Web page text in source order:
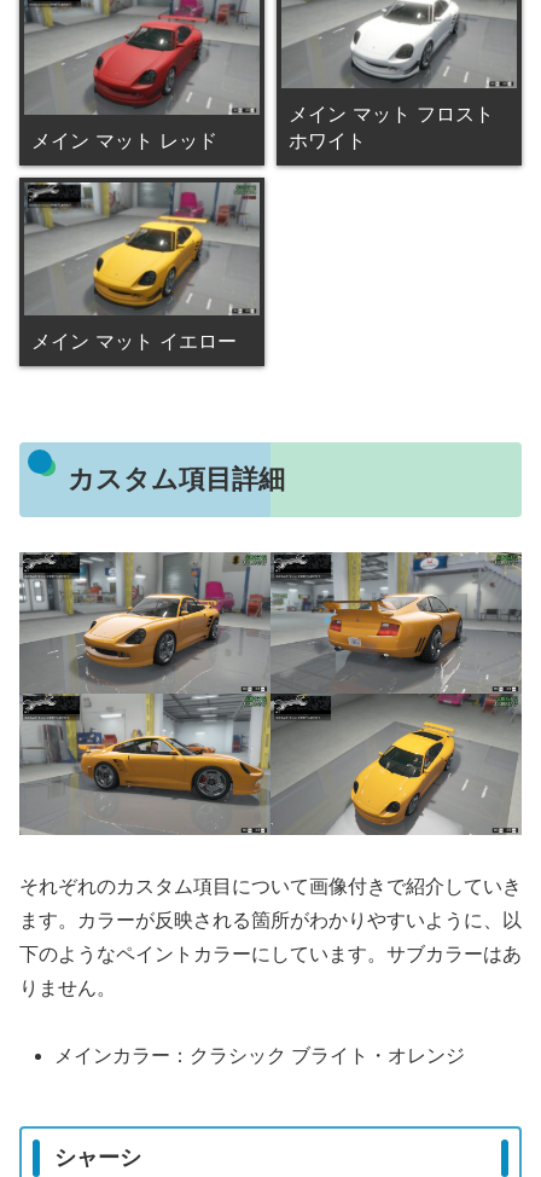
メイン マット フロスト
ホワイト
メイン マット レッド
メイン マット イエロー
カスタム項目詳細
それぞれのカスタム項目について画像付きで紹介していき
ます。カラーが反映される箇所がわかりやすいように、以
下のようなペイントカラーにしています。サブカラーはあ
りません。
メインカラー：クラシック ブライト・オレンジ
シャーシ